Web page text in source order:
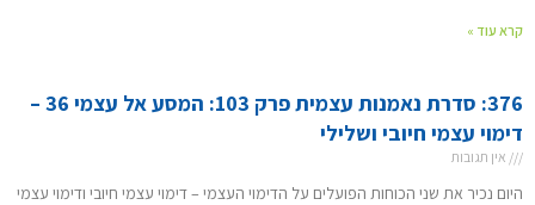
קרא עוד »
376: סדרת נאמנות עצמית פרק 103: המסע אל עצמי 36 –
דימוי עצמי חיובי ושלילי
אין תגובות
היום נכיר את שני הכוחות הפועלים על הדימוי העצמי – דימוי עצמי חיובי ודימוי עצמי